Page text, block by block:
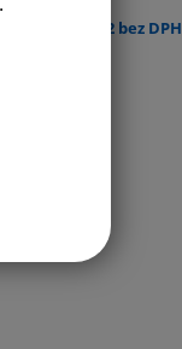
€3,72 bez DPH